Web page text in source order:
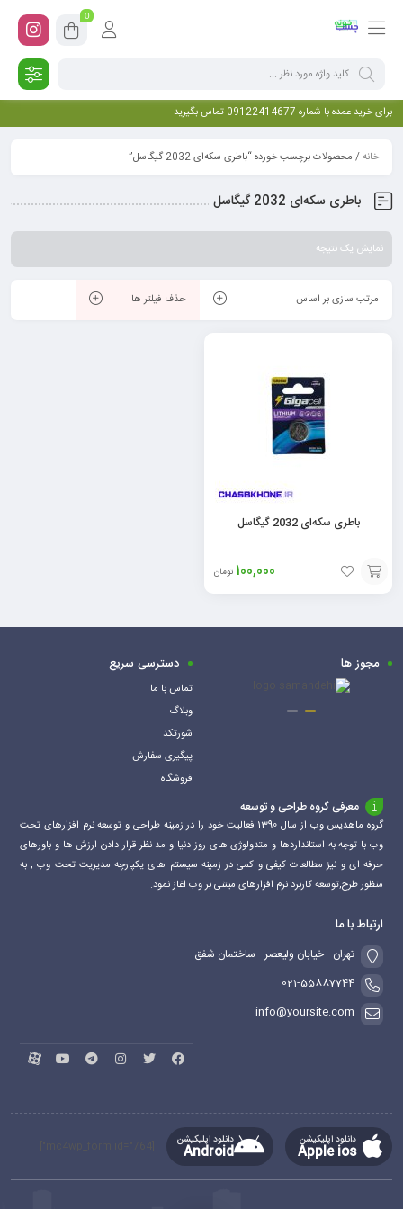
0
برای خرید عمده با شماره 09122414677 تماس بگیرید
خانه/ محصولات برچسب خورده “باطری سکه‌ای 2032 گیگاسل”
باطری سکه‌ای 2032 گیگاسل
نمایش یک نتیجه
مرتب سازی بر اساس حذف فیلتر ها
باطری سکه‌ای 2032 گیگاسل
100,000 تومان
افزودن
به
مجوز ها دسترسی سریع
تماس با ما
وبلاگ
شورتکد
پیگیری سفارش
فروشگاه
معرفی گروه طراحی و توسعه
گروه ماهدیس وب از سال 1390 فعالیت خود را در زمینه طراحی و توسعه نرم افزارهای تحت
وب با توجه به استانداردها و متدولوژی های روز دنیا و مد نظر قرار دادن ارزش ها و باورهای
حرفه ای و نیز مطالعات کیفی و کمی در زمینه سیستم های یکپارچه مدیریت تحت وب , به
منظور طرح,توسعه کاربرد نرم افزارهای مبتنی بر وب اغاز نمود.
ارتباط با ما
تهران - خیابان ولیعصر - ساختمان شفق
021-55887744
info@yoursite.com
دانلود اپلیکیشن
Apple ios
دانلود اپلیکیشن
Android